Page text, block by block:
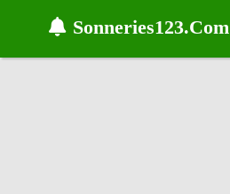
Sonneries123.Com